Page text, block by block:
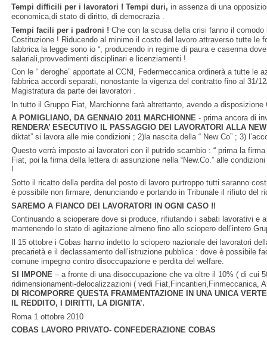
Tempi difficili per i lavoratori ! Tempi duri, in assenza di una
economica,di stato di diritto, di democrazia .
Tempi facili per i padroni ! Che con la scusa della crisi fanno il comodo
Costituzione ! Riducendo al minimo il costo del lavoro attraverso tutte le
fabbrica la legge sono io “, producendo in regime di paura e caserma
salariali,provvedimenti disciplinari e licenziamenti !
Con le “ deroghe” apportate al CCNl, Federmeccanica ordinerà a tutte le
fabbrica accordi separati, nonostante la vigenza del contratto fino al 31/
Magistratura da parte dei lavoratori .
In tutto il Gruppo Fiat, Marchionne farà altrettanto, avendo a
A POMIGLIANO, DA GENNAIO 2011 MARCHIONNE - prima ancora di
RENDERA’ ESECUTIVO IL PASSAGGIO DEI LAVORATORI ALLA
diktat” si lavora alle mie condizioni ; 2)la nascita della “ New Co” ; 3)
Questo verrà imposto ai lavoratori con il putrido scambio : “ prima la
Fiat, poi la firma della lettera di assunzione nella “New.Co.” alle
!
Sotto il ricatto della perdita del posto di lavoro purtroppo tutti saranno
è possibile non firmare, denunciando e portando in Tribunale il rifiuto del
SAREMO A FIANCO DEI LAVORATORI IN OGNI CASO !!
Continuando a scioperare dove si produce, rifiutando i sabati lavorativi e
mantenendo lo stato di agitazione almeno fino allo sciopero dell’intero
Il 15 ottobre i Cobas hanno indetto lo sciopero nazionale dei lavoratori
precarietà e il declassamento dell’istruzione pubblica : dove è possibile
comune impegno contro disoccupazione e perdita del welfare.
SI IMPONE – a fronte di una disoccupazione che va oltre il 10% ( di cui
ridimensionamenti-delocalizzazioni ( vedi Fiat,Fincantieri,Finmeccanica,
DI RICOMPORRE QUESTA FRAMMENTAZIONE IN UNA UNICA
IL REDDITO, I DIRITTI, LA DIGNITA’.
Roma 1 ottobre 2010
COBAS LAVORO PRIVATO- CONFEDERAZIONE COBAS